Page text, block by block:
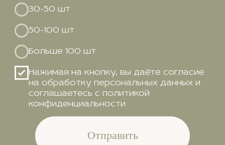
КОНТАКТЫ
+7 (347) 225-70-75
home.merch.official@gmail.com